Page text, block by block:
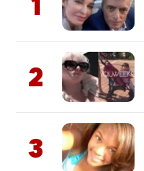
2
3